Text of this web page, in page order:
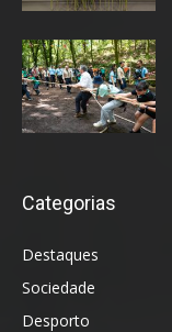
Categorias
Destaques
Sociedade
Desporto